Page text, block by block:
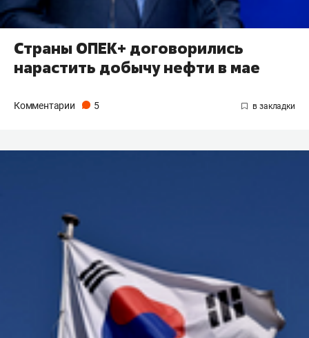
Страны ОПЕК+ договорились
нарастить добычу нефти в мае
Комментарии 5